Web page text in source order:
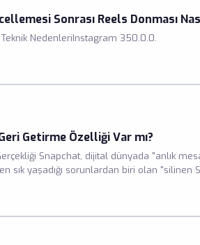
Sonrası Reels Donması
NedenleriInstagram 350.0.0.
Getirme Özelliği Var mı?
Snapchat, dijital dünyada "anlık
sık yaşadığı sorunlardan biri olan